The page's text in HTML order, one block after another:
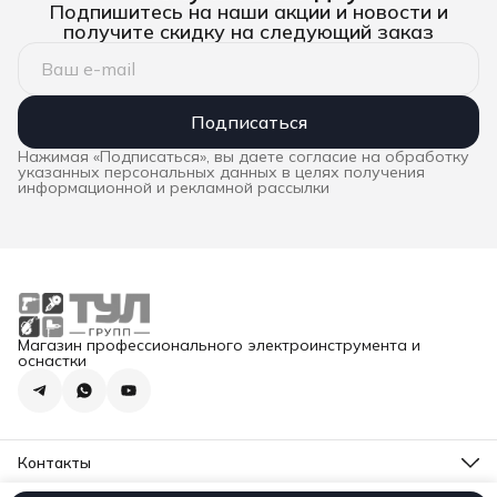
Подпишитесь на наши акции и новости и
получите скидку на следующий заказ
Подписаться
Нажимая «Подписаться», вы даете согласие на обработку
указанных персональных данных в целях получения
информационной и рекламной рассылки
Магазин профессионального электроинструмента и
оснастки
Контакты
Адрес